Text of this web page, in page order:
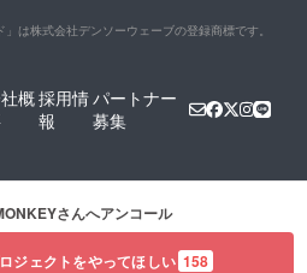
」は株式会社デンソーウェーブの登録商標です。
概採用情
報
パートナー
募集
さんへアンコール
ジェクトをやってほしい 158